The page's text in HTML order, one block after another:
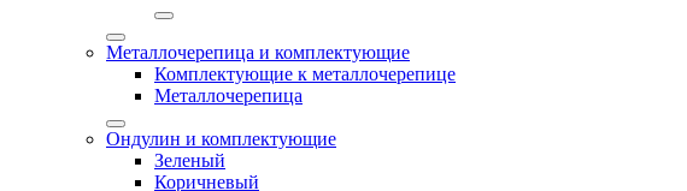
Металлочерепица и комплектующие
Комплектующие к металлочерепице
Металлочерепица
Ондулин и комплектующие
Зеленый
Коричневый